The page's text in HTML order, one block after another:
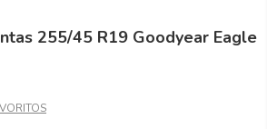
255/45 R19 Goodyear Eagle
.